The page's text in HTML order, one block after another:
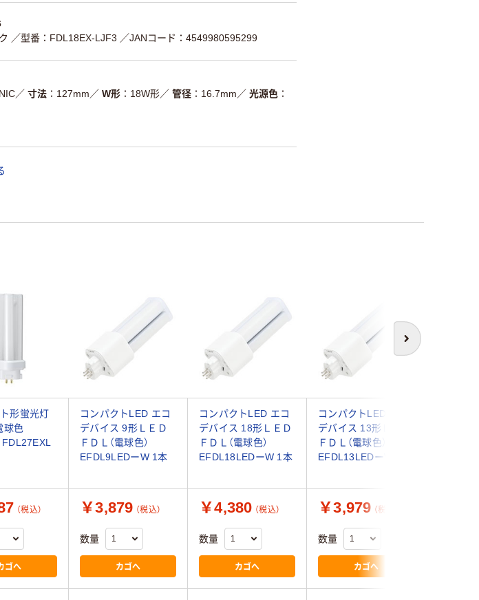
／型番：FDL18EX-LJF3 ／JANコード：4549980595299
／ 寸法 127mm ／ W形 18W形／ 管径 16.7mm ／ 光源色
次へ
形蛍光灯
球色
FDL27EXL
コンパクトLED エコ
デバイス 9形ＬＥＤ
ＦＤＬ（電球色）
EFDL9LEDーW 1本
コンパクトLED エコ
デバイス 18形ＬＥＤ
ＦＤＬ（電球色）
EFDL18LEDーW 1本
コンパクトLED エコ
デバイス 13形ＬＥＤ
ＦＤＬ（電球色）
EFDL13LEDーW 1本
（税込）
ゴへ
￥3,879 （税込）
数量
カゴへ
￥4,380 （税込）
数量
カゴへ
￥3,979 （税込）
数量
カゴへ